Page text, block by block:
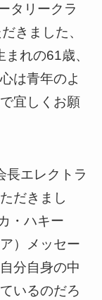
タリークラ
きました、
れの61歳、
は青年のよ
宜しくお願
エレクトラ
だきまし
・ハキー
）メッセー
分自身の中
いるのだろ